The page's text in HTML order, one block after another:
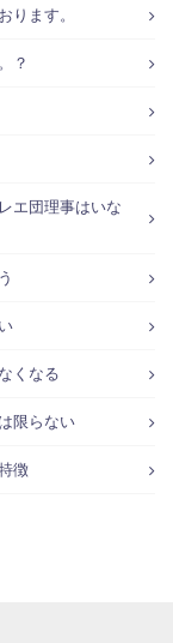
ります。
？
エ団理事はいな
くなる
限らない
徴